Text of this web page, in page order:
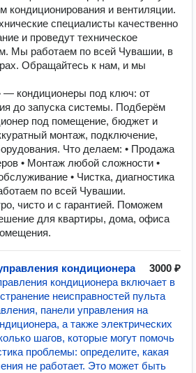
кондиционирования и вентиляции.
специалисты качественно
и проведут техническое
Мы работаем по всей Чувашии, в
Обращайтесь к нам, и мы
— кондиционеры под ключ: от
до запуска системы. Подберём
под помещение, бюджет и
монтаж, подключение,
Что делаем: • Продажа
• Монтаж любой сложности •
• Чистка, диагностика
по всей Чувашии.
чисто и с гарантией. Поможем
для квартиры, дома, офиса
кондиционера
3000 ₽
кондиционера включает в
неисправностей пульта
панели управления на
а также электрических
шагов, которые могут помочь
проблемы: определите, какая
не работает. Это может быть